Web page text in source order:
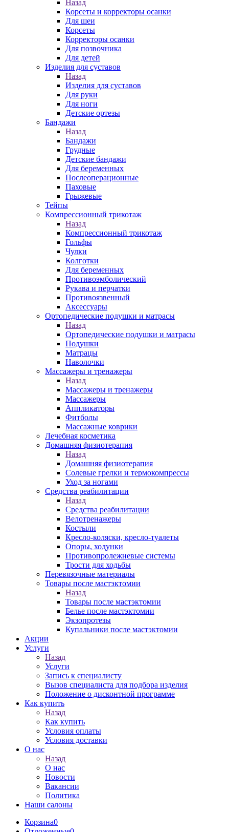
Назад
Корсеты и корректоры осанки
Для шеи
Корсеты
Корректоры осанки
Для позвочника
Для детей
Изделия для суставов
Назад
Изделия для суставов
Для руки
Для ноги
Детские ортезы
Бандажи
Назад
Бандажи
Грудные
Детские бандажи
Для беременных
Послеоперационные
Паховые
Грыжевые
Тейпы
Компрессионный трикотаж
Назад
Компрессионный трикотаж
Гольфы
Чулки
Колготки
Для беременных
Противоэмболический
Рукава и перчатки
Противоязвенный
Аксессуары
Ортопедические подушки и матрасы
Назад
Ортопедические подушки и матрасы
Подушки
Матрацы
Наволочки
Массажеры и тренажеры
Назад
Массажеры и тренажеры
Массажеры
Аппликаторы
Фитболы
Массажные коврики
Лечебная косметика
Домашняя физиотерапия
Назад
Домашняя физиотерапия
Солевые грелки и термокомпрессы
Уход за ногами
Средства реабилитации
Назад
Средства реабилитации
Велотренажеры
Костыли
Кресло-коляски, кресло-туалеты
Опоры, ходунки
Противопролежневые системы
Трости для ходьбы
Перевязочные материалы
Товары после мастэктомии
Назад
Товары после мастэктомии
Белье после мастэктомии
Экзопротезы
Купальники после мастэктомии
Акции
Услуги
Назад
Услуги
Запись к специалисту
Вызов специалиста для подбора изделия
Положение о дисконтной программе
Как купить
Назад
Как купить
Условия оплаты
Условия доставки
О нас
Назад
О нас
Новости
Вакансии
Политика
Наши салоны
Корзина0